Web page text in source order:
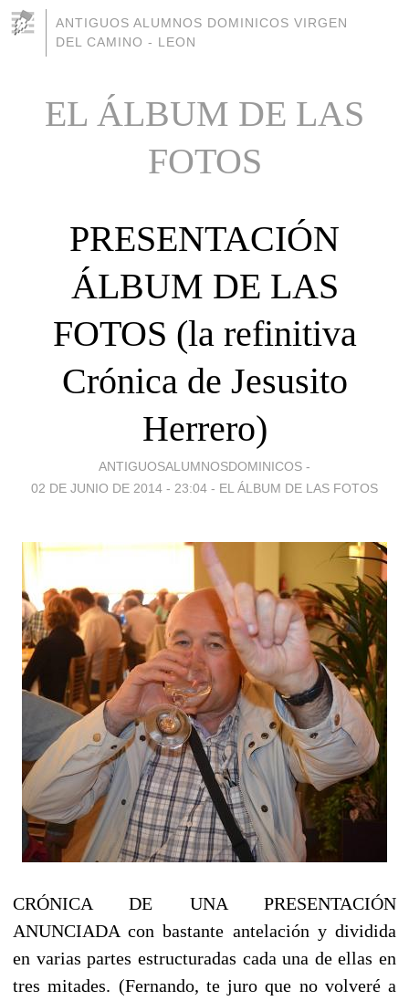
ANTIGUOS ALUMNOS DOMINICOS VIRGEN
DEL CAMINO - LEON
EL ÁLBUM DE LAS
FOTOS
PRESENTACIÓN
ÁLBUM DE LAS
FOTOS (la refinitiva
Crónica de Jesusito
Herrero)
ANTIGUOSALUMNOSDOMINICOS -
02 DE JUNIO DE 2014 - 23:04 - EL ÁLBUM DE LAS FOTOS
CRÓNICA DE UNA PRESENTACIÓN
ANUNCIADA con bastante antelación y dividida
en varias partes estructuradas cada una de ellas en
tres mitades. (Fernando, te juro que no volveré a